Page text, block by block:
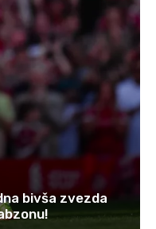
bivša zvezda